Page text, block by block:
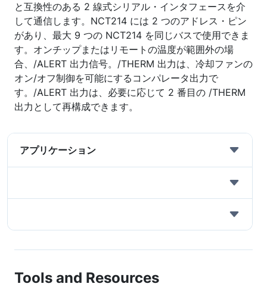
と互換性のある 2 線式シリアル・インタフェースを介
して通信します。NCT214 には 2 つのアドレス・ピン
があり、最大 9 つの NCT214 を同じバスで使用できま
す。オンチップまたはリモートの温度が範囲外の場
合、/ALERT 出力信号。/THERM 出力は、冷却ファンの
オン/オフ制御を可能にするコンパレータ出力で
す。/ALERT 出力は、必要に応じて 2 番目の /THERM
出力として再構成できます。
アプリケーション
Tools and Resources